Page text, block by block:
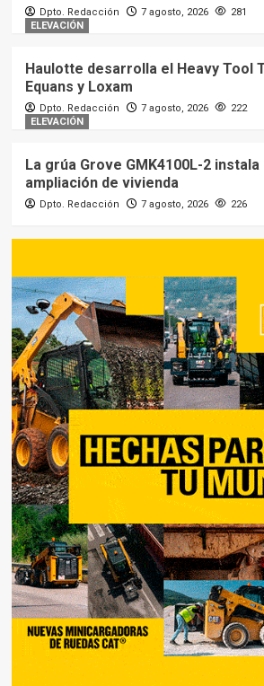
Dpto. Redacción 7 agosto, 2026
281
ELEVACIÓN
Haulotte desarrolla el Heavy Tool
Equans y Loxam
Dpto. Redacción 7 agosto, 2026
222
ELEVACIÓN
La grúa Grove GMK4100L-2 instala
ampliación de vivienda
Dpto. Redacción 7 agosto, 2026 226